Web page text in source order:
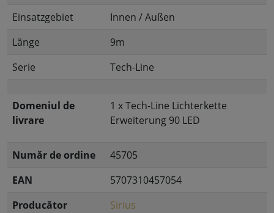
Einsatzgebiet
Innen / Außen
Länge
9m
Serie
Tech-Line
Domeniul de
livrare
1 x Tech-Line Lichterkette
Erweiterung 90 LED
Număr de ordine
45705
EAN
5707310457054
Producător
Sirius